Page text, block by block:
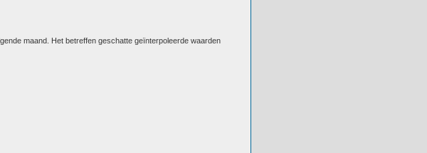
maand. Het betreffen geschatte geïnterpoleerde waarden